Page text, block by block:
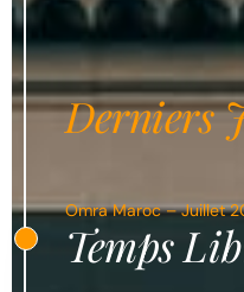
Omra Maroc – Juillet
Temps
Derniers